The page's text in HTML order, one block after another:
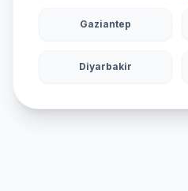
Gaziantep
Diyarbakir